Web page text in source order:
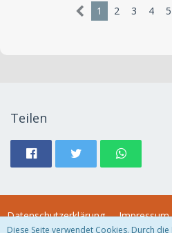
1 2 3 4 5
Teilen
Datenschutzerklärung Impressum
Diese Seite verwendet Cookies. Durch